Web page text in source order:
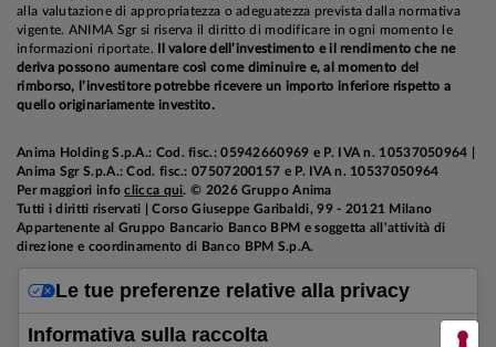
alla valutazione di appropriatezza o adeguatezza prevista dalla normativa
vigente. ANIMA Sgr si riserva il diritto di modificare in ogni momento le
informazioni riportate.
Il valore dell’investimento e il rendimento che ne
deriva possono aumentare così come diminuire e, al momento del
rimborso, l’investitore potrebbe ricevere un importo inferiore rispetto a
quello originariamente investito.
Anima Holding S.p.A.: Cod. fisc.: 05942660969 e P. IVA n. 10537050964 |
Anima Sgr S.p.A.: Cod. fisc.: 07507200157 e P. IVA n. 10537050964
Per maggiori infoclicca qui. © 2026 Gruppo Anima
Tutti i diritti riservati | Corso Giuseppe Garibaldi, 99 - 20121 Milano
Appartenente al Gruppo Bancario Banco BPM e soggetta all'attività di
direzione e coordinamento di Banco BPM S.p.A.
Le tue preferenze relative alla privacy
Informativa sulla raccolta